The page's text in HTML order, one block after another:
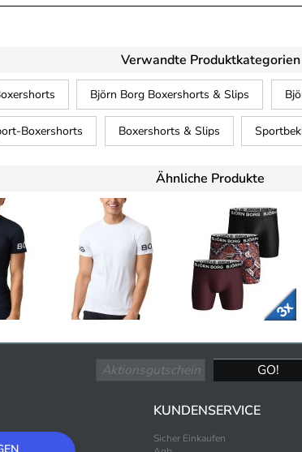
Verwandte Produktkategorien
Björn Borg Boxershorts & Slips
Boxershorts Boxershorts & Slips
Ähnliche Produkte
KUNDENSERVICE
Sicher Einkaufen